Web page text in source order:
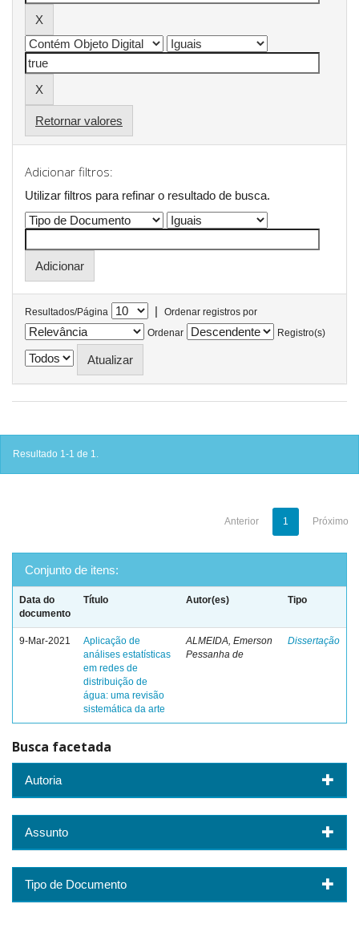
Retornar valores
Adicionar filtros:
Utilizar filtros para refinar o resultado de busca.
Resultados/Página |
Ordenar registros por
Ordenar
Registro(s)
Resultado 1-1 de 1.
Anterior 1 Próximo
Conjunto de itens:
Data do
documento
Título Autor(es) Tipo
9-Mar-2021
Aplicação de
análises estatísticas
em redes de
distribuição de
água: uma revisão
sistemática da arte
ALMEIDA, Emerson
Pessanha de
Dissertação
Busca facetada
Autoria
Assunto
Tipo de Documento